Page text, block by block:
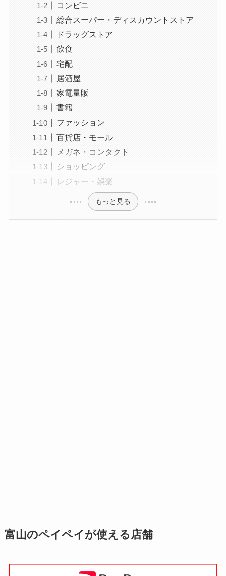
コンビニ
総合スーパー・ディスカウントストア
ドラッグストア
飲食
宅配
居酒屋
家電量販
書籍
ファッション
百貨店・モール
メガネ・コンタクト
ショッピング
レジャー・娯楽
もっと見る
富山のペイペイが使える店舗